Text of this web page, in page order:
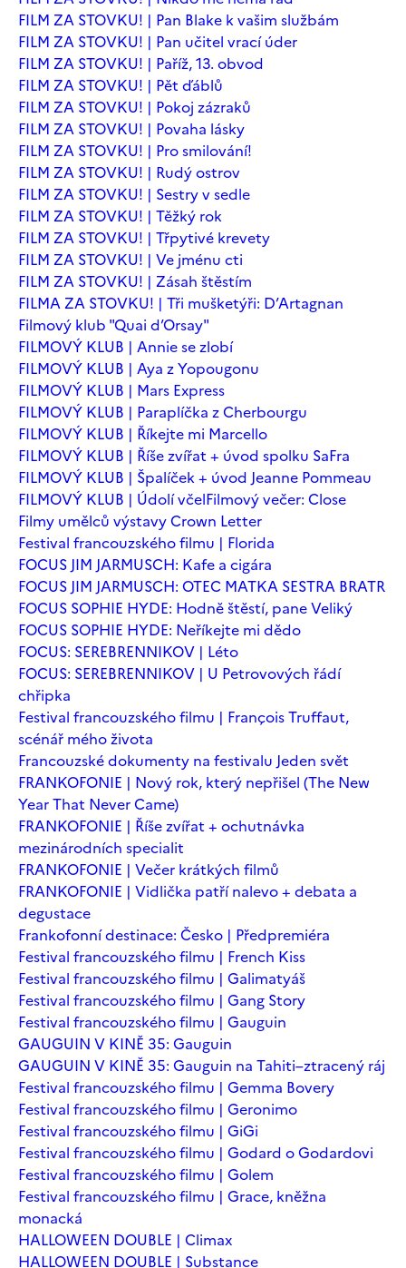
FILM ZA STOVKU! | Pan Blake k vašim službám
FILM ZA STOVKU! | Pan učitel vrací úder
FILM ZA STOVKU! | Paříž, 13. obvod
FILM ZA STOVKU! | Pět ďáblů
FILM ZA STOVKU! | Pokoj zázraků
FILM ZA STOVKU! | Povaha lásky
FILM ZA STOVKU! | Pro smilování!
FILM ZA STOVKU! | Rudý ostrov
FILM ZA STOVKU! | Sestry v sedle
FILM ZA STOVKU! | Těžký rok
FILM ZA STOVKU! | Třpytivé krevety
FILM ZA STOVKU! | Ve jménu cti
FILM ZA STOVKU! | Zásah štěstím
FILMA ZA STOVKU! | Tři mušketýři: D’Artagnan
Filmový klub "Quai d’Orsay"
FILMOVÝ KLUB | Annie se zlobí
FILMOVÝ KLUB | Aya z Yopougonu
FILMOVÝ KLUB | Mars Express
FILMOVÝ KLUB | Paraplíčka z Cherbourgu
FILMOVÝ KLUB | Říkejte mi Marcello
FILMOVÝ KLUB | Říše zvířat + úvod spolku SaFra
FILMOVÝ KLUB | Špalíček + úvod Jeanne Pommeau
FILMOVÝ KLUB | Údolí včelFilmový večer: Close
Filmy umělců výstavy Crown Letter
Festival francouzského filmu | Florida
FOCUS JIM JARMUSCH: Kafe a cigára
FOCUS JIM JARMUSCH: OTEC MATKA SESTRA BRATR
FOCUS SOPHIE HYDE: Hodně štěstí, pane Veliký
FOCUS SOPHIE HYDE: Neříkejte mi dědo
FOCUS: SEREBRENNIKOV | Léto
FOCUS: SEREBRENNIKOV | U Petrovových řádí
chřipka
Festival francouzského filmu | François Truffaut,
scénář mého života
Francouzské dokumenty na festivalu Jeden svět
FRANKOFONIE | Nový rok, který nepřišel (The New
Year That Never Came)
FRANKOFONIE | Říše zvířat + ochutnávka
mezinárodních specialit
FRANKOFONIE | Večer krátkých filmů
FRANKOFONIE | Vidlička patří nalevo + debata a
degustace
Frankofonní destinace: Česko | Předpremiéra
Festival francouzského filmu | French Kiss
Festival francouzského filmu | Galimatyáš
Festival francouzského filmu | Gang Story
Festival francouzského filmu | Gauguin
GAUGUIN V KINĚ 35: Gauguin
GAUGUIN V KINĚ 35: Gauguin na Tahiti–ztracený ráj
Festival francouzského filmu | Gemma Bovery
Festival francouzského filmu | Geronimo
Festival francouzského filmu | GiGi
Festival francouzského filmu | Godard o Godardovi
Festival francouzského filmu | Golem
Festival francouzského filmu | Grace, kněžna
monacká
HALLOWEEN DOUBLE | Climax
HALLOWEEN DOUBLE | Substance